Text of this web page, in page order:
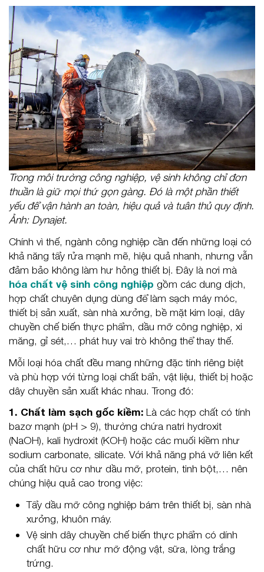
Trong môi trường công nghiệp, vệ sinh không chỉ đơn
thuần là giữ mọi thứ gọn gàng. Đó là một phần thiết
yếu để vận hành an toàn, hiệu quả và tuân thủ quy định.
Ảnh: Dynajet.
Chính vì thế, ngành công nghiệp cần đến những loại có
khả năng tẩy rửa mạnh mẽ, hiệu quả nhanh, nhưng vẫn
đảm bảo không làm hư hỏng thiết bị. Đây là nơi mà
hóa chất vệ sinh công nghiệp gồm các dung dịch,
hợp chất chuyên dụng dùng để làm sạch máy móc,
thiết bị sản xuất, sàn nhà xưởng, bề mặt kim loại, dây
chuyền chế biến thực phẩm, dầu mỡ công nghiệp, xi
măng, gỉ sét,… phát huy vai trò không thể thay thế.
Mỗi loại hóa chất đều mang những đặc tính riêng biệt
và phù hợp với từng loại chất bẩn, vật liệu, thiết bị hoặc
dây chuyền sản xuất khác nhau. Trong đó:
1. Chất làm sạch gốc kiềm: Là các hợp chất có tính
bazơ mạnh (pH > 9), thường chứa natri hydroxit
(NaOH), kali hydroxit (KOH) hoặc các muối kiềm như
sodium carbonate, silicate. Với khả năng phá vỡ liên kết
của chất hữu cơ như dầu mỡ, protein, tinh bột,… nên
chúng hiệu quả cao trong việc:
Tẩy dầu mỡ công nghiệp bám trên thiết bị, sàn nhà
xưởng, khuôn máy.
Vệ sinh dây chuyền chế biến thực phẩm có dính
chất hữu cơ như mỡ động vật, sữa, lòng trắng
trứng.